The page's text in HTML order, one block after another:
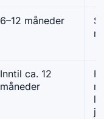
6–12 måneder
Inntil ca. 12
måneder